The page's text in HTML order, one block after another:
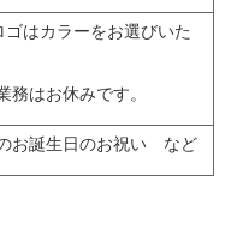
はカラーをお選びいた
はお休みです。
お誕生日のお祝い など